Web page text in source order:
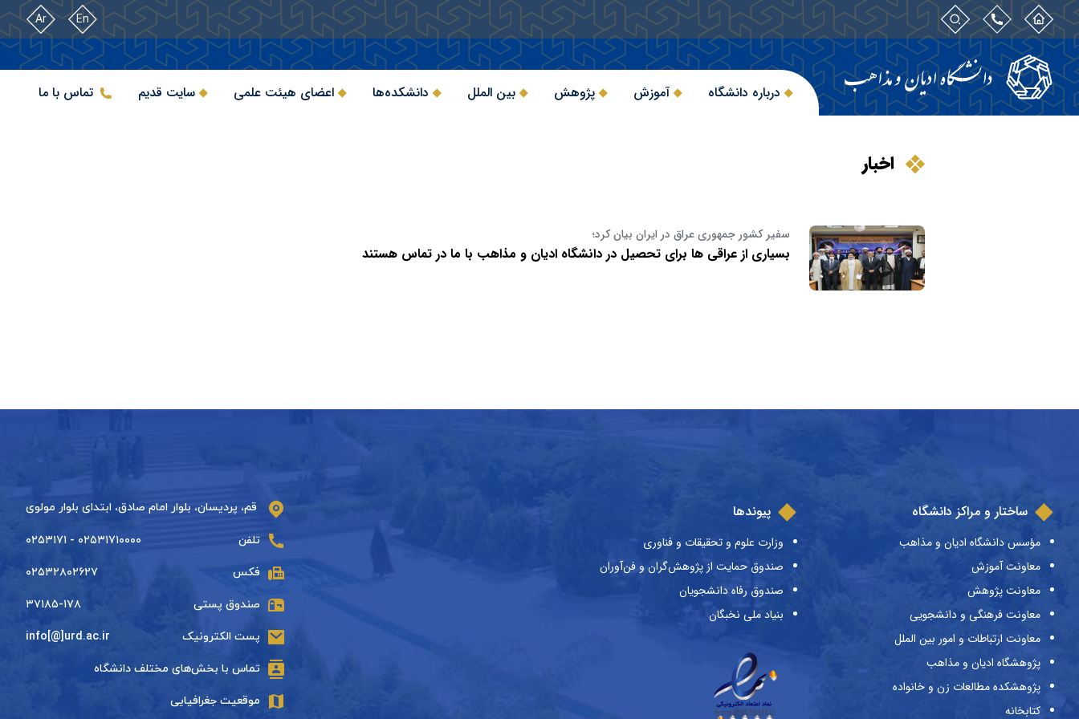
En
Ar
درباره دانشگاه آموزش پژوهش بین الملل دانشکده‌ها اعضای هیئت علمی سایت قدیم تماس با ما
اخبار
سفیر کشور جمهوری عراق در ایران بیان کرد؛
بسیاری از عراقی ها برای تحصیل در دانشگاه ادیان و مذاهب با ما در تماس هستند
ساختار و مراکز دانشگاه
مؤسس دانشگاه ادیان و مذاهب
معاونت آموزش
معاونت پژوهش
معاونت فرهنگی و دانشجویی
معاونت ارتباطات و امور بین الملل
پژوهشگاه ادیان و مذاهب
پژوهشکده مطالعات زن و خانواده
کتابخانه
پیوندها
وزارت علوم و تحقیقات و فناوری
صندوق حمایت از پژوهش‌گران و فن‌آوران
صندوق رفاه دانشجویان
بنیاد ملی نخبگان
قم، پردیسان، بلوار امام صادق، ابتدای بلوار مولوی
تلفن ۰۲۵۳۱۷۱۰۰۰۰ - ۰۲۵۳۱۷۱
فکس ۰۲۵۳۲۸۰۲۶۲۷
صندوق پستی ۳۷۱۸۵-۱۷۸
پست الکترونیک info[@]urd.ac.ir
تماس با بخش‌های مختلف دانشگاه
موقعیت جغرافیایی